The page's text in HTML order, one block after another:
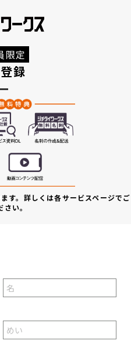
限定
録
す。詳しくは各サービスページでご
い。